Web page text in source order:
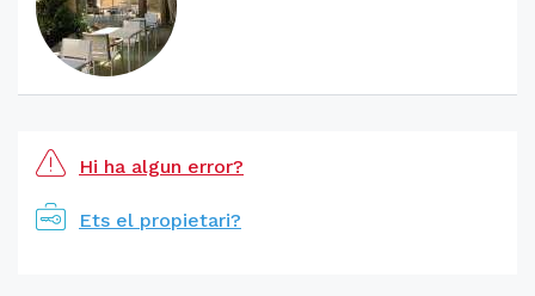
Hi ha algun error?
Ets el propietari?